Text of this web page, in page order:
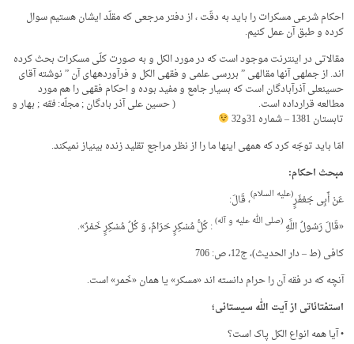
احکام شرعی مسکرات را باید به دقّت ، از دفتر مرجعی که مقلّد ایشان هستیم سوال
کرده و طبق آن عمل کنیم.
مقالاتی در اینترنت موجود است که در مورد الکل و به صورت کلّی مسکرات بحث کرده
اند. از جمله­ی آنها مقاله­ی ” بررسی علمی و فقهی الکل و فرآورده­های آن ” نوشته آقای
حسین­علی آذرآبادگان است که بسیار جامع و مفید بوده و احکام فقهی را هم مورد
مطالعه قرارداده است. ( حسین علی آذر بادگان ; مجلّه:فقه; بهار و
تابستان 1381 – شماره 31و32
امّا باید توجّه کرد که همه­ی اینها ما را از نظر مراجع تقلید زنده بی­نیاز نمی­کند.
مبحث احکام:
عَنْ أَبِی جَعْفَرٍ(علیه السلام)، قَالَ:
«قَالَ رَسُولُ اللَّهِ(صلی الله علیه و آله): کُلُّ مُسْکِرٍ حَرَامٌ، وَ کُلُ‏ مُسْکِرٍ خَمْرٌ».
کافی (ط – دار الحدیث)، ج‏12، ص: 706
آنچه که در فقه آن را حرام دانسته اند «مسکر» یا همان «خَمر» است.
استفتائاتی از آیت الله سیستانی؛
• آیا همه انواع الکل پاک است؟